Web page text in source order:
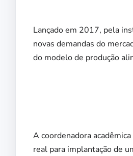
Lançado em 2017, pela
novas demandas do
do modelo de produção
A coordenadora
real para implantação de